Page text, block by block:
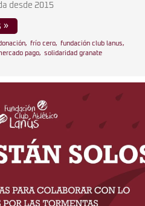
desde 2015
»
, frío cero, fundación club lanus,
pago, solidaridad granate